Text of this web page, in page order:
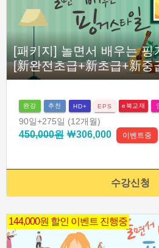
[패키지] 놀면서 배우는 핑
[新완전초급+新초급+新중
완강 추천 HD+ EPS e북교재
90일+275일 (12개월)
450,000원￦306,000 이벤트중
수강신청
144,000원 할인 이벤트 진행중